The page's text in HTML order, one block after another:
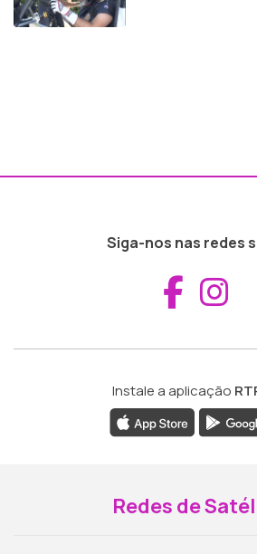
Siga-nos nas redes
Instale a aplicação
Redes de